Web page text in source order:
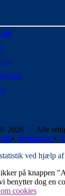
2026 · Alle
• Betingelser•
ved hjælp af
på knappen
benytter dog en
cookies